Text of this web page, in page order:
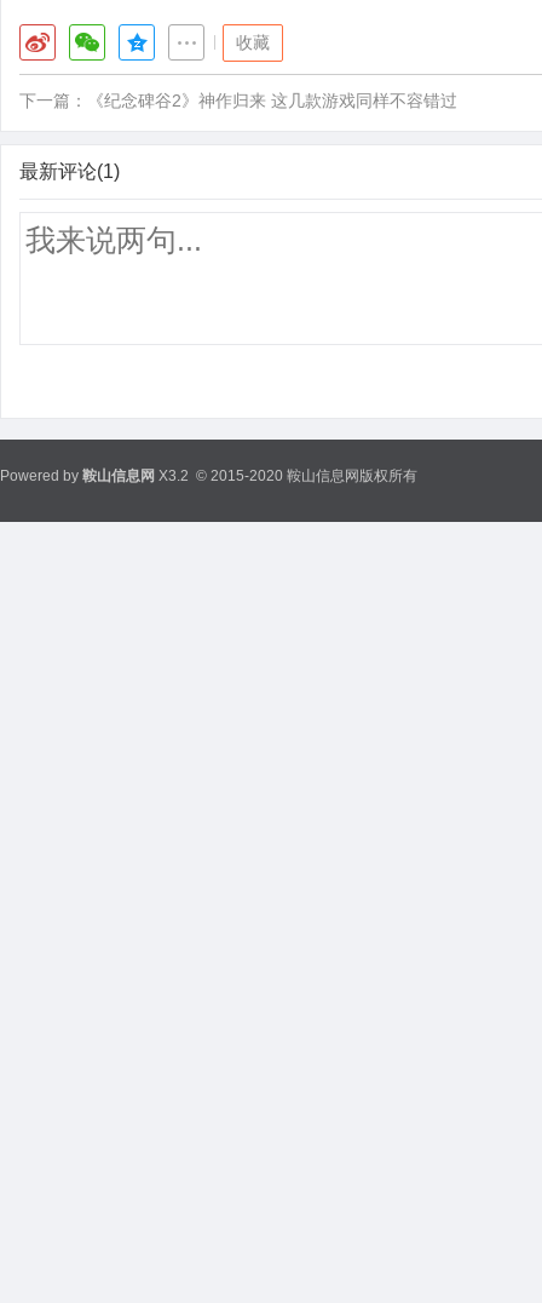
收藏
下一篇： 《纪念碑谷2》神作归来 这几款游戏同样不容错过
最新评论(1)
Powered by 鞍山信息网 X3.2 © 2015-2020 鞍山信息网版权所有